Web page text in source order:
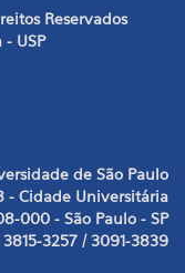
Reservados
USP
de São Paulo
- Cidade Universitária
000 - São Paulo - SP
3815-3257 / 3091-3839